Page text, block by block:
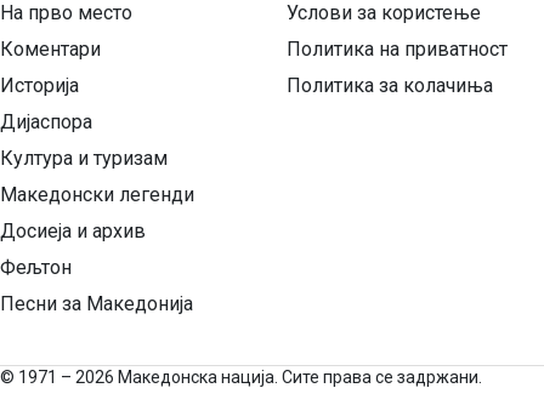
На прво место
Коментари
Историја
Дијаспора
Култура и туризам
Македонски легенди
Досиеја и архив
Фељтон
Песни за Македонија
Услови за користење
Политика на приватност
Политика за колачиња
© 1971 – 2026 Македонска нација. Сите права се задржани.